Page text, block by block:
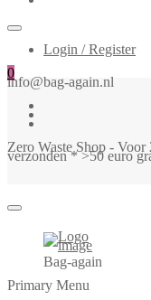
Login / Register
0
info@bag-again.nl
Zero Waste Shop -
verzonden * >50 euro
Bag-again
Primary Menu